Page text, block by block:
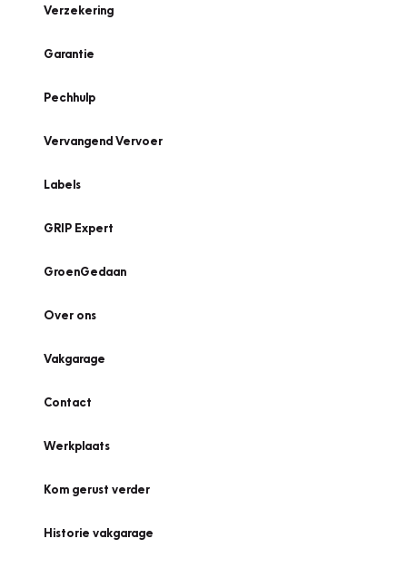
Verzekering
Garantie
Pechhulp
Vervangend Vervoer
Labels
GRIP Expert
GroenGedaan
Over ons
Vakgarage
Contact
Werkplaats
Kom gerust verder
Historie vakgarage